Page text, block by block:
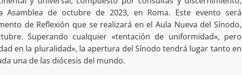
Asamblea de octubre de 2023, en Roma. Este evento será
de Reflexión que se realizará en el Aula Nueva del Sínodo,
Superando cualquier «tentación de uniformidad», pero
en la pluralidad», la apertura del Sínodo tendrá lugar tanto en
una de las diócesis del mundo.